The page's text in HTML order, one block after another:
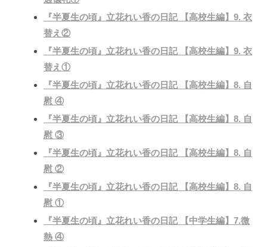
『半夏生の頃』立花れい香の日記 【高校生編】9. 衣
替え②
『半夏生の頃』立花れい香の日記 【高校生編】9. 衣
替え①
『半夏生の頃』立花れい香の日記 【高校生編】8. 自
慰 ④
『半夏生の頃』立花れい香の日記 【高校生編】8. 自
慰 ③
『半夏生の頃』立花れい香の日記 【高校生編】8. 自
慰 ②
『半夏生の頃』立花れい香の日記 【高校生編】8. 自
慰 ①
『半夏生の頃』立花れい香の日記 【中学生編】7.微
熱 ④